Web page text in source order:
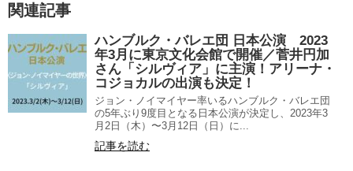
関連記事
ハンブルク・バレエ団 日本公演 2023
年3月に東京文化会館で開催／菅井円加
さん「シルヴィア」に主演！アリーナ・
コジョカルの出演も決定！
ジョン・ノイマイヤー率いるハンブルク・バレエ団
の5年ぶり9度目となる日本公演が決定し、2023年3
月2日（木）〜3月12日（日）に...
記事を読む